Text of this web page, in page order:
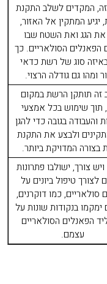
המקדים לשלב התקנת
יגיע המתקין אל האזור,
את הגג ואת השטח שבו
הפאנלים הסולאריים. כך
סוג של רשת כדאי
ומהו גם גודלה הרצוי.
זה תותקן הרשת במקום
תוך שימוש בכל אמצעי
והעבודה בגובה כדי להגן
ולבצע את התקנת
בצורה המדויקת ביותר.
צורך, ישולבו פתרונות
לצורך טיפול ביונים על
סולאריים, כמו דוקרנים,
בנקודות שונות על
הפאנלים הסולאריים
עצמם.